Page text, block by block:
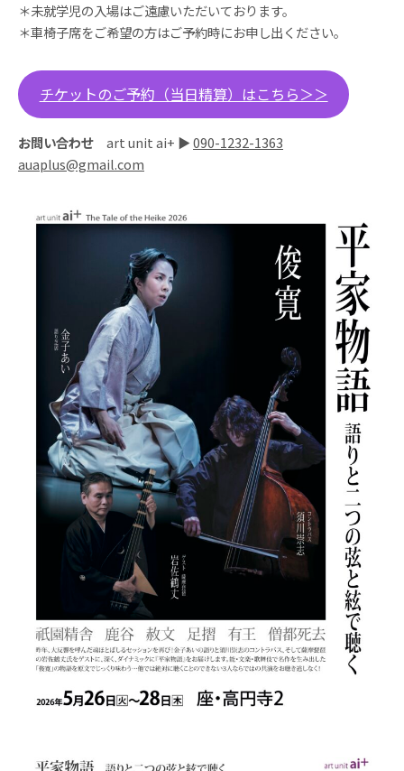
＊未就学児の入場はご遠慮いただいております。
＊車椅子席をご希望の方はご予約時にお申し出ください。
チケットのご予約（当日精算）はこちら＞＞
お問い合わせ art unit ai+ ▶︎090-1232-1363
auaplus@gmail.com